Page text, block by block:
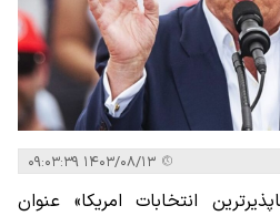
انتخابات امریکا» عنوان